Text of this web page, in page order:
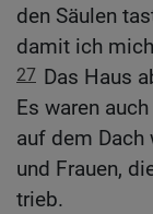
den Säulen
damit ich
27 Das Haus
Es waren
auf dem Dach
und Frauen,
trieb.